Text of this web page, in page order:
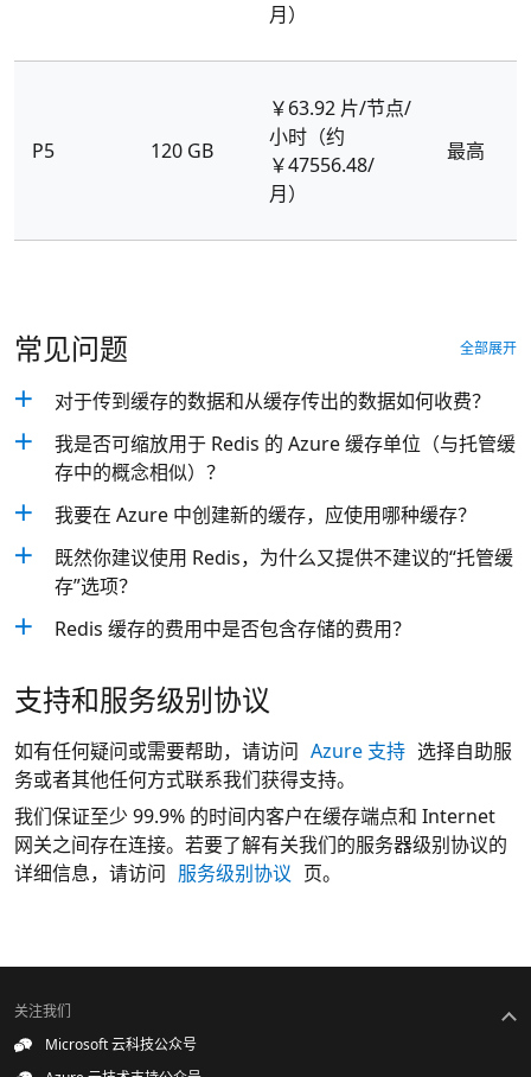
月）
P5 120 GB
￥63.92 片/节点/
小时（约
￥47556.48/
月）
最高
常见问题 全部展开
对于传到缓存的数据和从缓存传出的数据如何收费？
我是否可缩放用于 Redis 的 Azure 缓存单位（与托管缓
存中的概念相似）？
我要在 Azure 中创建新的缓存，应使用哪种缓存？
既然你建议使用 Redis，为什么又提供不建议的“托管缓
存”选项？
Redis 缓存的费用中是否包含存储的费用？
支持和服务级别协议
如有任何疑问或需要帮助，请访问 Azure 支持 选择自助服
务或者其他任何方式联系我们获得支持。
我们保证至少 99.9% 的时间内客户在缓存端点和 Internet
网关之间存在连接。若要了解有关我们的服务器级别协议的
详细信息，请访问 服务级别协议 页。
关注我们
Microsoft 云科技公众号